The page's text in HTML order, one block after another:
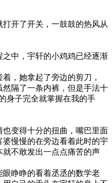
开了开关，一鼓鼓的热风从
中，宇轩的小鸡鸡已经逐渐
，她拿起了旁边的剪刀，
隔了一条内裤，但是手法十
身子完全就掌握在我的手
变得十分的扭曲，嘴巴里面
慢慢的在旁边看着此时的宇
不敢发出一点点痛苦的声
睁睁的看着丞丞的数学老